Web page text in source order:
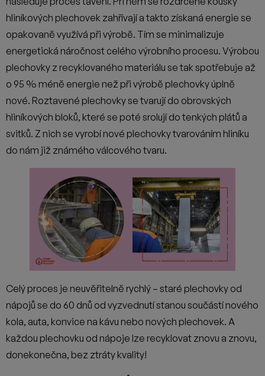
hliníkových plechovek zahřívají a takto získaná energie se
opakovaně využívá při výrobě. Tím se minimalizuje
energetická náročnost celého výrobního procesu. Výrobou
plechovky z recyklovaného materiálu se tak spotřebuje až
o 95 % méně energie než při výrobě plechovky úplně
nové. Roztavené plechovky se tvarují do obrovských
hliníkových bloků, které se poté srolují do tenkých plátů a
svitků. Z nich se vyrobí nové plechovky tvarováním hliníku
do nám již známého válcového tvaru.
nápojů se do 60 dnů od vyzvednutí stanou součástí nového
kola, auta, konvice na kávu nebo nových plechovek. A
každou plechovku od nápoje lze recyklovat znovu a znovu,
donekonečna, bez ztráty kvality!